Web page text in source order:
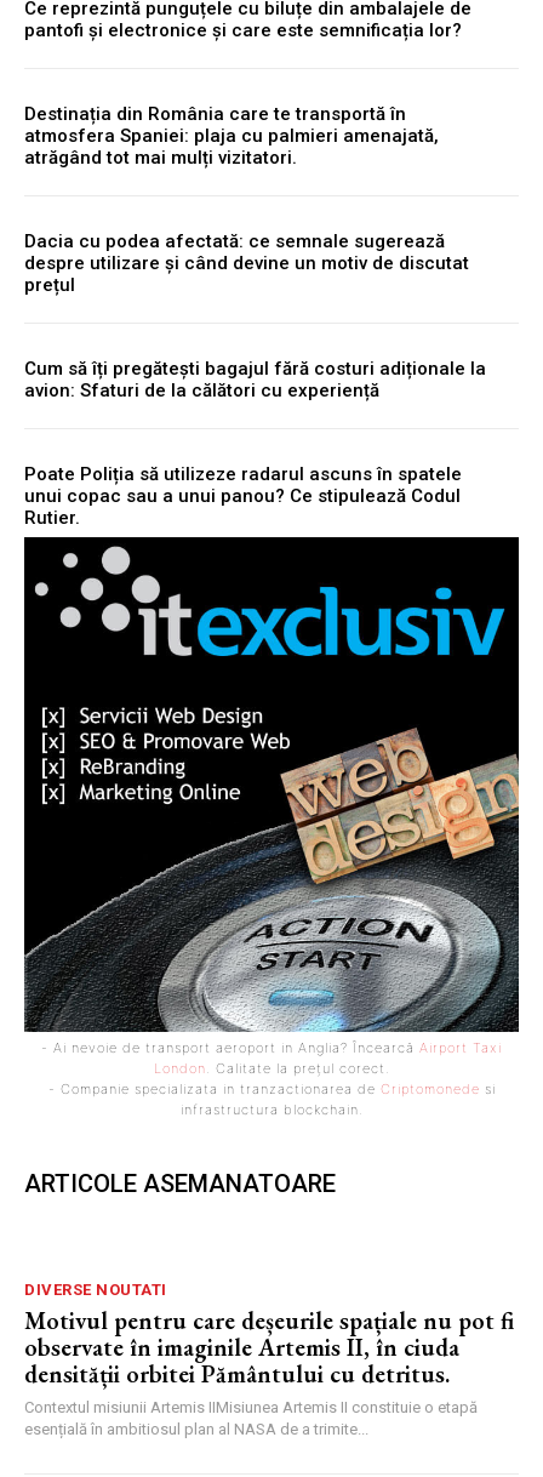
Ce reprezintă punguțele cu biluțe din ambalajele de
pantofi și electronice și care este semnificația lor?
Destinația din România care te transportă în
atmosfera Spaniei: plaja cu palmieri amenajată,
atrăgând tot mai mulți vizitatori.
Dacia cu podea afectată: ce semnale sugerează
despre utilizare și când devine un motiv de discutat
prețul
Cum să îți pregătești bagajul fără costuri adiționale la
avion: Sfaturi de la călători cu experiență
Poate Poliția să utilizeze radarul ascuns în spatele
unui copac sau a unui panou? Ce stipulează Codul
Rutier.
- Ai nevoie de transport aeroport in Anglia? Încearcă Airport Taxi
London . Calitate la prețul corect.
- Companie specializata in tranzactionarea de Criptomonede si
infrastructura blockchain.
ARTICOLE ASEMANATOARE
DIVERSE NOUTATI
Motivul pentru care deșeurile spațiale nu pot fi
observate în imaginile Artemis II, în ciuda
densității orbitei Pământului cu detritus.
Contextul misiunii Artemis IIMisiunea Artemis II constituie o etapă
esențială în ambitiosul plan al NASA de a trimite...